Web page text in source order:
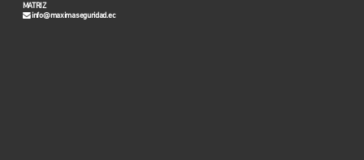
MATRIZ
info@maximaseguridad.ec